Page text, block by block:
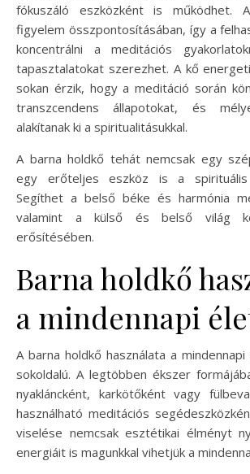
fókuszáló eszközként is működhet.
figyelem összpontosításában, így a
koncentrálni a meditációs
tapasztalatokat szerezhet. A kő
sokan érzik, hogy a meditáció során
transzcendens állapotokat, és
alakítanak ki a spiritualitásukkal.
A barna holdkő tehát nemcsak egy
egy erőteljes eszköz is a
Segíthet a belső béke és harmónia
valamint a külső és belső világ
erősítésében.
Barna holdkő
a mindennapi
A barna holdkő használata a
sokoldalú. A legtöbben ékszer
nyakláncként, karkötőként vagy
használható meditációs
viselése nemcsak esztétikai élményt
energiáit is magunkkal vihetjük a